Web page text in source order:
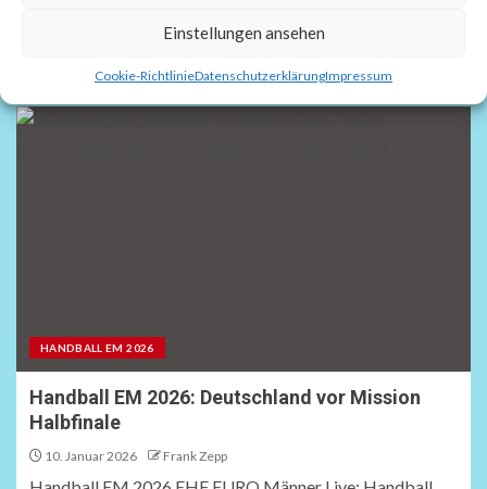
Einstellungen ansehen
Cookie-RichtlinieDatenschutzerklärungImpressum
Modus
HANDBALL EM 2026
Handball EM 2026: Deutschland vor Mission
Halbfinale
10. Januar 2026 Frank Zepp